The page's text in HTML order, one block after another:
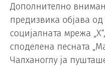
Дополнително
предизвика објава
социјалната мрежа
споделена песната
Чалханоглу ја